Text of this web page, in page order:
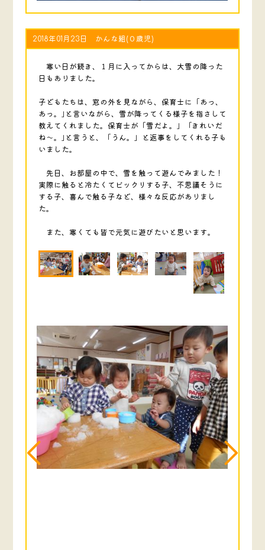
2018年01月23日 かんな組(０歳児)
寒い日が続き、１月に入ってからは、大雪の降った
日もありました。
子どもたちは、窓の外を見ながら、保育士に「あっ、
あっ。｣と言いながら、雪が降ってくる様子を指さして
教えてくれました。保育士が「雪だよ。｣ ｢きれいだ
ね～。｣と言うと、「うん。」と返事をしてくれる子も
いました。
先日、お部屋の中で、雪を触って遊んでみました！
実際に触ると冷たくてビックリする子、不思議そうに
する子、喜んで触る子など、様々な反応がありまし
た。
また、寒くても皆で元気に遊びたいと思います。